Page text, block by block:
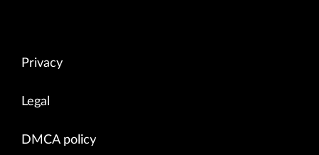
Privacy
Legal
DMCA policy